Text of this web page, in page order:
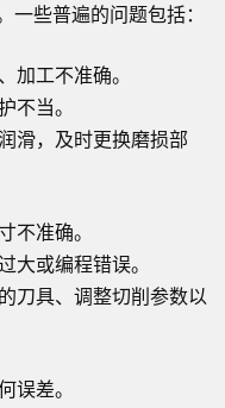
些普遍的问题包括：
加工不准确。
不当。
滑，及时更换磨损部
不准确。
大或编程错误。
刀具、调整切削参数以
误差。